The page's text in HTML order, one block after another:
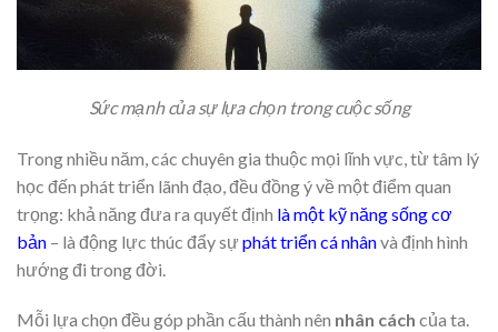
Sức mạnh của sự lựa chọn trong cuộc sống
Trong nhiều năm, các chuyên gia thuộc mọi lĩnh vực, từ tâm lý
học đến phát triển lãnh đạo, đều đồng ý về một điểm quan
trọng: khả năng đưa ra quyết định là một kỹ năng sống cơ
bản – là động lực thúc đẩy sựphát triển cá nhânvà định hình
hướng đi trong đời.
Mỗi lựa chọn đều góp phần cấu thành nên nhân cách của ta.